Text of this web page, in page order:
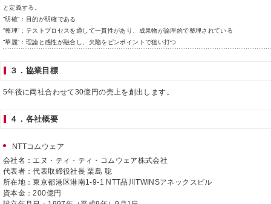
と定義する。
”明確”：目的が明確である
”整理”：テストプロセスを通して一貫性があり、成果物が論理的で整理されている
”華麗”：理論と感性が融合し、欠陥をピンポイントで狙い打つ
３．協業目標
5年後に両社合わせて30億円の売上を創出します。
４．各社概要
NTTコムウェア
会社名：エヌ・ティ・ティ・コムウェア株式会社
代表者：代表取締役社長 栗島 聡
所在地：東京都港区港南1-9-1 NTT品川TWINSアネックスビル
資本金：200億円